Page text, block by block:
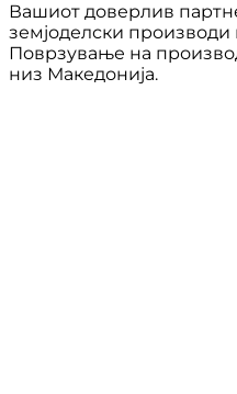
Вашиот доверлив
земјоделски
Поврзување на
низ Македонија.